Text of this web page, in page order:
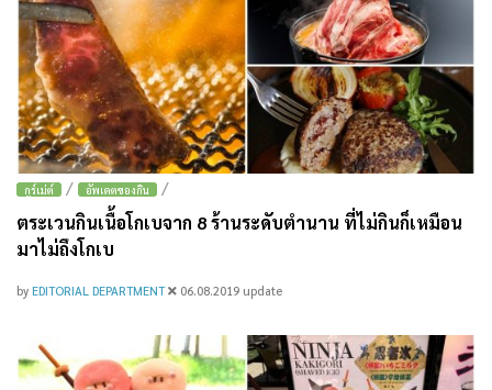
กูร์เม่ต์ / อัพเดตของกิน /
ตระเวนกินเนื้อโกเบจาก 8 ร้านระดับตำนาน ที่ไม่กินก็เหมือน
มาไม่ถึงโกเบ
by EDITORIAL DEPARTMENT 06.08.2019 update